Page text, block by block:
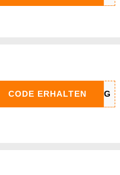
CODE ERHALTEN